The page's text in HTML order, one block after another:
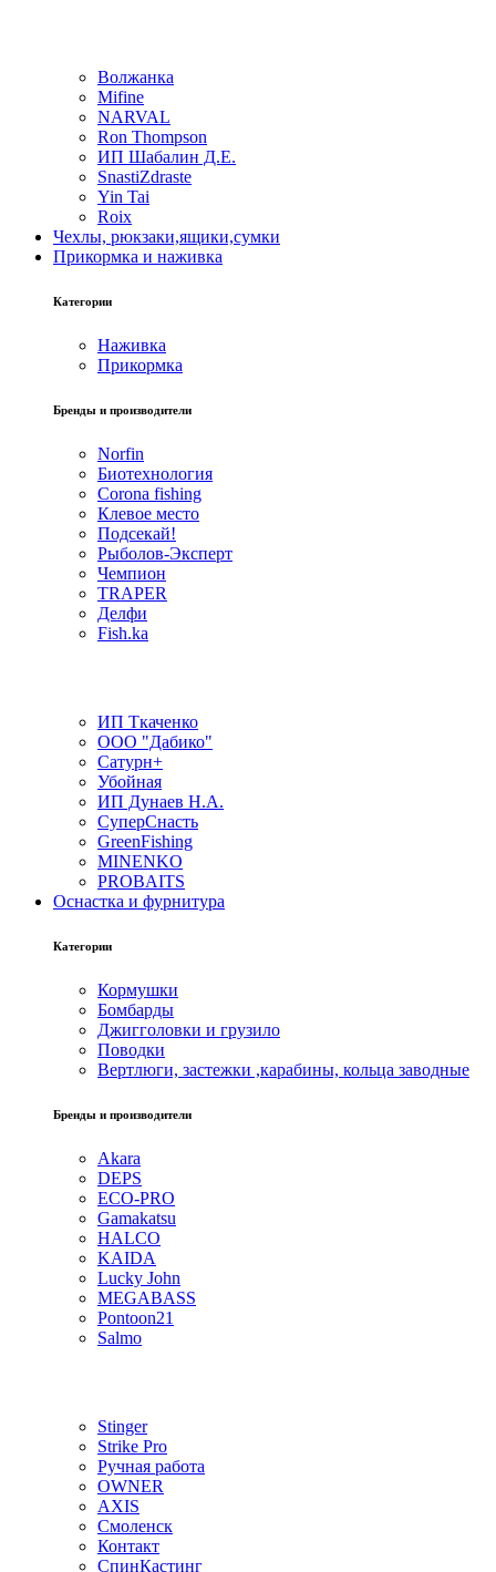
Волжанка
Mifine
NARVAL
Ron Thompson
ИП Шабалин Д.Е.
SnastiZdraste
Yin Tai
Roix
Чехлы, рюкзаки,ящики,сумки
Прикормка и наживка
Категории
Наживка
Прикормка
Бренды и производители
Norfin
Биотехнология
Corona fishing
Клевое место
Подсекай!
Рыболов-Эксперт
Чемпион
TRAPER
Делфи
Fish.ka
ИП Ткаченко
ООО "Дабико"
Сатурн+
Убойная
ИП Дунаев Н.А.
СуперСнасть
GreenFishing
MINENKO
PROBAITS
Оснастка и фурнитура
Категории
Кормушки
Бомбарды
Джигголовки и грузило
Поводки
Вертлюги, застежки ,карабины, кольца заводные
Бренды и производители
Akara
DEPS
ECO-PRO
Gamakatsu
HALCO
KAIDA
Lucky John
MEGABASS
Pontoon21
Salmo
Stinger
Strike Pro
Ручная работа
OWNER
AXIS
Смоленск
Контакт
СпинКастинг